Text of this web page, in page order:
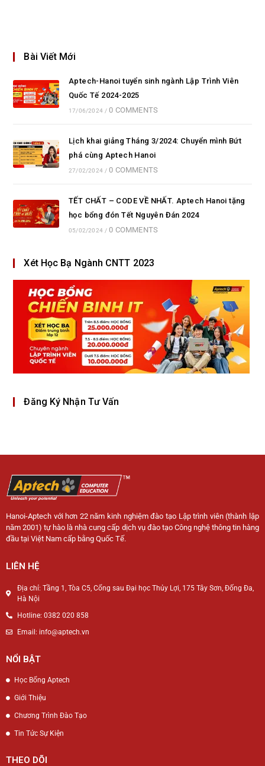
Bài Viết Mới
Aptech-Hanoi tuyển sinh ngành Lập Trình Viên
Quốc Tế 2024-2025
17/06/2024 / 0 COMMENTS
Lịch khai giảng Tháng 3/2024: Chuyển mình Bứt
phá cùng Aptech Hanoi
27/02/2024 / 0 COMMENTS
TẾT CHẤT – CODE VỀ NHẤT. Aptech Hanoi tặng
học bổng đón Tết Nguyên Đán 2024
05/02/2024 / 0 COMMENTS
Xét Học Bạ Ngành CNTT 2023
Đăng Ký Nhận Tư Vấn
Hanoi-Aptech với hơn 22 năm kinh nghiệm đào tạo Lập trình viên (thành lập
năm 2001) tự hào là nhà cung cấp dịch vụ đào tạo Công nghệ thông tin hàng
đầu tại Việt Nam cấp bằng Quốc Tế.
LIÊN HỆ
Địa chỉ: Tầng 1, Tòa C5, Cổng sau Đại học Thủy Lợi, 175 Tây Sơn, Đống Đa,
Hà Nội
Hotline: 0382 020 858
Email: info@aptech.vn
NỔI BẬT
Học Bổng Aptech
Giới Thiệu
Chương Trình Đào Tạo
Tin Tức Sự Kiện
THEO DÕI